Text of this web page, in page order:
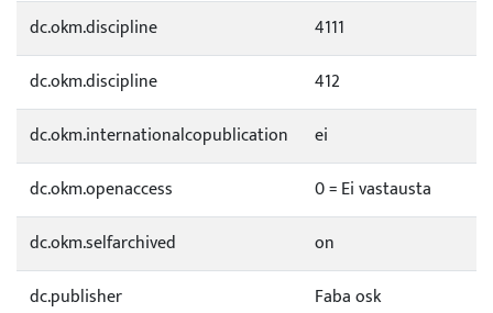
dc.okm.discipline
4111
dc.okm.discipline
412
dc.okm.internationalcopublication
ei
dc.okm.openaccess
0 = Ei vastausta
dc.okm.selfarchived
on
dc.publisher
Faba osk